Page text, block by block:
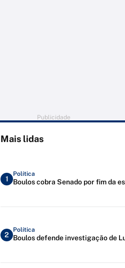
Publicidade
Mais lidas
1
Política
Boulos cobra Senado por fim da
2
Política
Boulos defende investigação de